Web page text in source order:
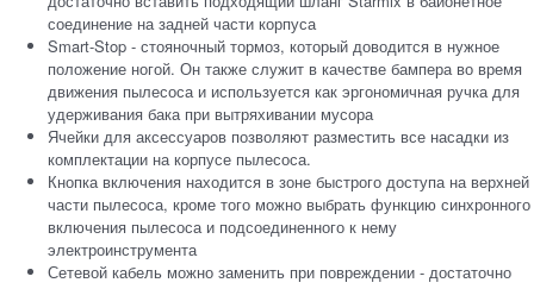
соединение на задней части корпуса
Smart-Stop - стояночный тормоз, который доводится в нужное
положение ногой. Он также служит в качестве бампера во время
движения пылесоса и используется как эргономичная ручка для
удерживания бака при вытряхивании мусора
Ячейки для аксессуаров позволяют разместить все насадки из
комплектации на корпусе пылесоса.
Кнопка включения находится в зоне быстрого доступа на верхней
части пылесоса, кроме того можно выбрать функцию синхронного
включения пылесоса и подсоединенного к нему
электроинструмента
Сетевой кабель можно заменить при повреждении - достаточно